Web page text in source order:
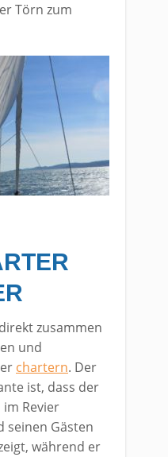
Törn zum
zusammen
und
chartern. Der
ist, dass der
Revier
seinen Gästen
während er